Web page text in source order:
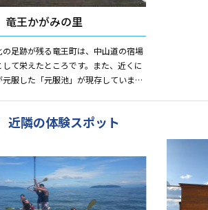
王かがみの里
足跡が残る竜王町は、中山道の宿場
して栄えたところです。また、近くに
元服した「元服池」が現存していま
近隣の体験スポット